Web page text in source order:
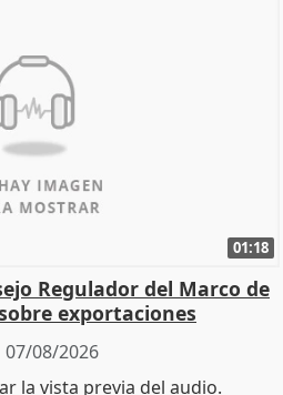
01:18
Regulador del Marco de
exportaciones
07/08/2026